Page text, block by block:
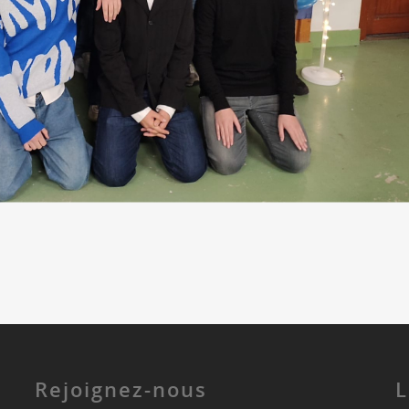
Rejoignez-nous